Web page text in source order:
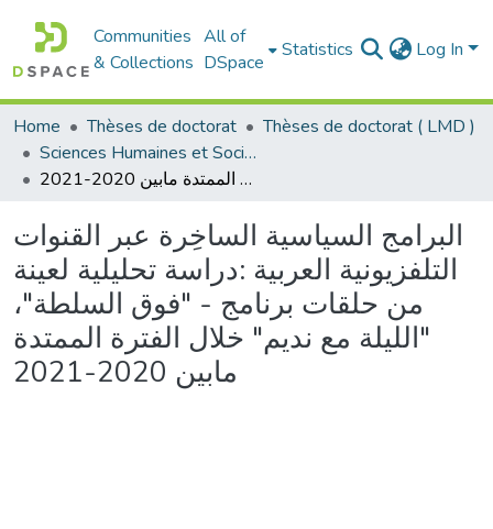
Communities
& Collections
All of
DSpace
Statistics Log In
Home Thèses de doctorat
Thèses de doctorat ( LMD )
Sciences Humaines et Sociales - العلوم الإنسانية والاجتماعية
البرامج السياسية الساخِرة عبر القنوات التلفزيونية العربية :دراسة تحليلية لعينة من حلقات برنامج - "فوق السلطة"، "الليلة مع نديم" خلال الفترة الممتدة مابين 2020-2021
البرامج السياسية الساخِرة عبر القنوات
التلفزيونية العربية :دراسة تحليلية لعينة
من حلقات برنامج - "فوق السلطة"،
"الليلة مع نديم" خلال الفترة الممتدة
مابين 2020-2021